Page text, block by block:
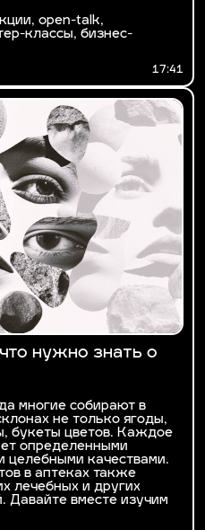
open-talk,
классы, бизнес-
17:41
нужно знать о
многие собирают в
не только ягоды,
букеты цветов. Каждое
определенными
целебными качествами.
в аптеках также
лечебных и других
Давайте вместе изучим